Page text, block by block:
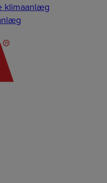
klimaanlæg